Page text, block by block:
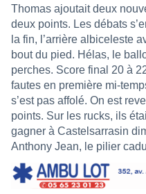
Thomas ajoutait deux
deux points. Les débats
la fin, l’arrière albiceleste
bout du pied. Hélas, le
perches. Score final 20 à
fautes en première mi-
s’est pas affolé. On est
points. Sur les rucks, ils
gagner à Castelsarrasin
Anthony Jean, le pilier